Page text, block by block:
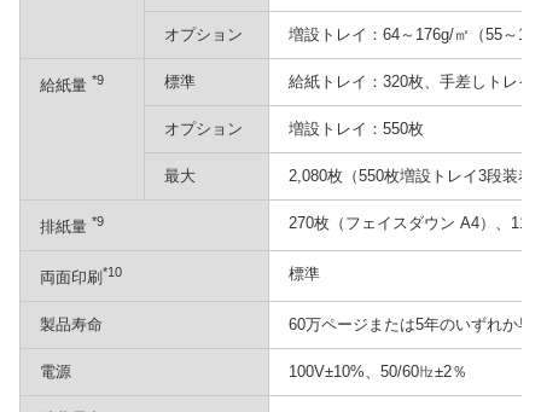
オプション 増設トレイ：64～176g/㎡（55～
給紙量 *9 標準 給紙トレイ：320枚、手差しトレイ
オプション 増設トレイ：550枚
最大 2,080枚（550枚増設トレイ3段装着
排紙量 *9 270枚（フェイスダウン A4）、
両面印刷 *10 標準
製品寿命 60万ページまたは5年のいずれか早
電源 100V±10%、50/60㎐±2％